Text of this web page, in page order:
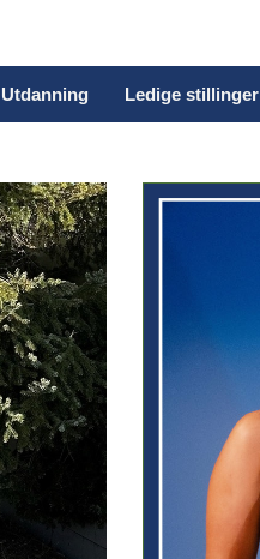
Utdanning Ledige stillinger